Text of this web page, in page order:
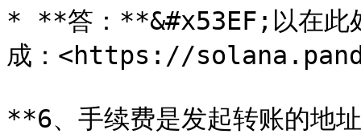
* **答：**&#x53EF;以在此
成：<https://
**6、手续费是发起转账的地